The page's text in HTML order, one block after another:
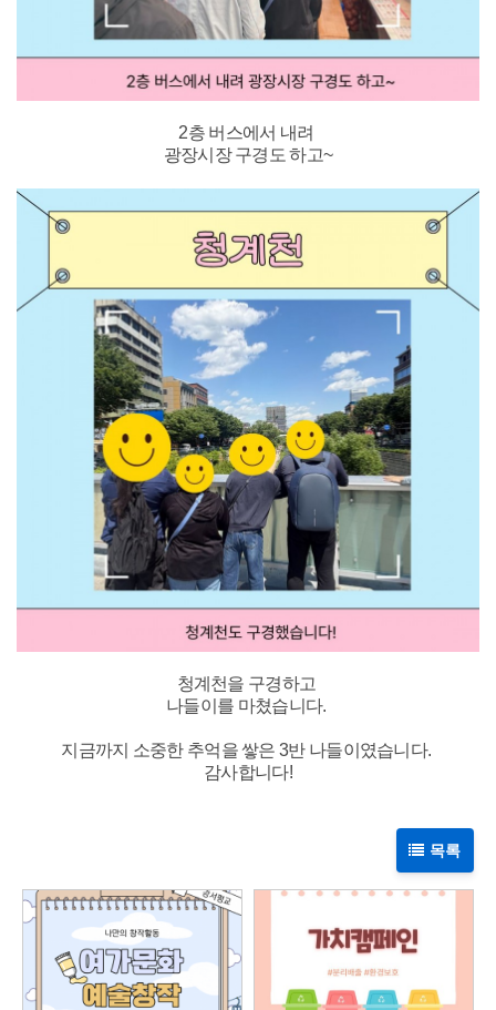
2층 버스에서 내려
광장시장 구경도 하고~
청계천을 구경하고
나들이를 마쳤습니다.
지금까지 소중한 추억을 쌓은 3반 나들이였습니다.
감사합니다!
목록